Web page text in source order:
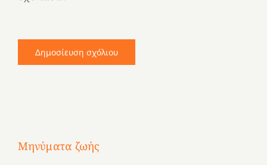
Μηνύματα ζωής